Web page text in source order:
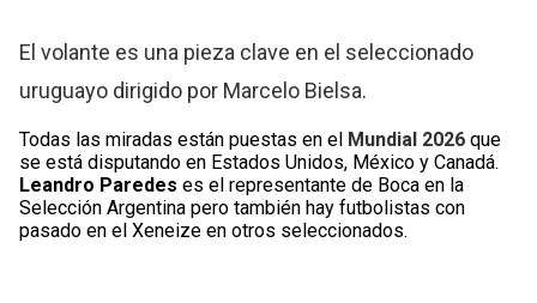
El volante es una pieza clave en el seleccionado
uruguayo dirigido por Marcelo Bielsa.
Todas las miradas están puestas en el Mundial 2026 que
se está disputando en Estados Unidos, México y Canadá.
Leandro Paredes es el representante de Boca en la
Selección Argentina pero también hay futbolistas con
pasado en el Xeneize en otros seleccionados.